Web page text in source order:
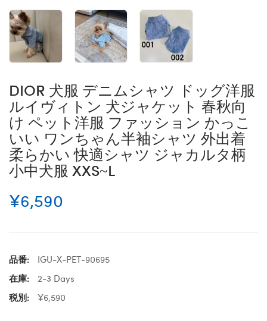
DIOR 犬服 デニムシャツ ドッグ洋服
ルイヴィトン 犬ジャケット 春秋向
け ペット洋服 ファッション かっこ
いい ワンちゃん半袖シャツ 外出着
柔らかい 快適シャツ ジャカルタ柄
小中犬服 XXS~L
¥6,590
品番:
IGU-X-PET-90695
在庫:
2-3 Days
税別:
¥6,590